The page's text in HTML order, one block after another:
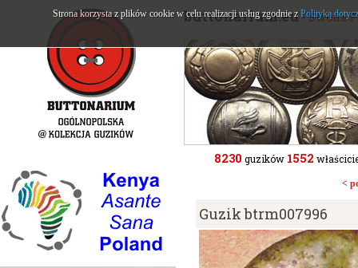
buttonarium.eu- Strona
8230 guzików 1552
<
Guzik btrm007996
Strona korzysta z plików cookie w celu realizacji usług zgodnie z Polityką